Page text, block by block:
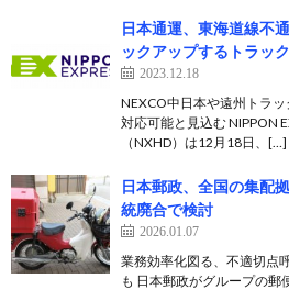
日本通運、東海道線不
ックアップするトラッ
2023.12.18
NEXCO中日本や遠州トラ
対応可能と見込む NIPPON
（NXHD）は12月18日、[…]
日本郵政、全国の集配
統廃合で検討
2026.01.07
業務効率化図る、不適切点
も 日本郵政がグループの